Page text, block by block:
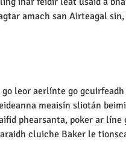
amach san Airteagal
leor aerlínte go
meaisín sliotán
phearsanta, poker ar
cluiche Baker le